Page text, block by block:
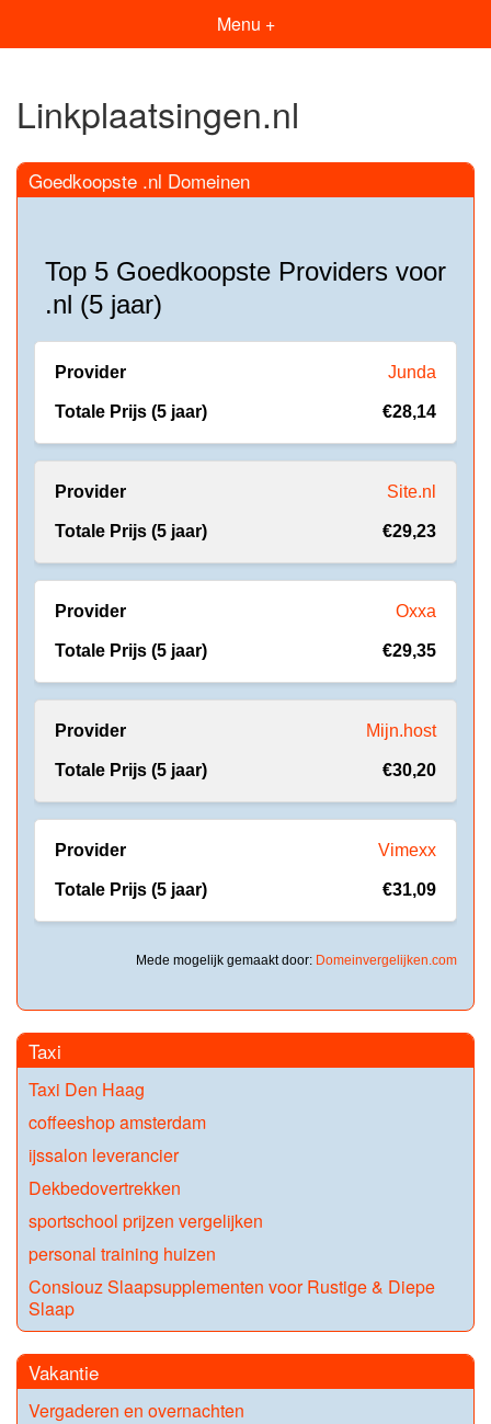
Menu +
Linkplaatsingen.nl
Goedkoopste .nl Domeinen
Top 5 Goedkoopste Providers voor
.nl (5 jaar)
Junda
€28,14
Site.nl
€29,23
Oxxa
€29,35
Mijn.host
€30,20
Vimexx
€31,09
Mede mogelijk gemaakt door: Domeinvergelijken.com
Taxi
Taxi Den Haag
coffeeshop amsterdam
ijssalon leverancier
Dekbedovertrekken
sportschool prijzen vergelijken
personal training huizen
Consiouz Slaapsupplementen voor Rustige & Diepe
Slaap
Vakantie
Vergaderen en overnachten